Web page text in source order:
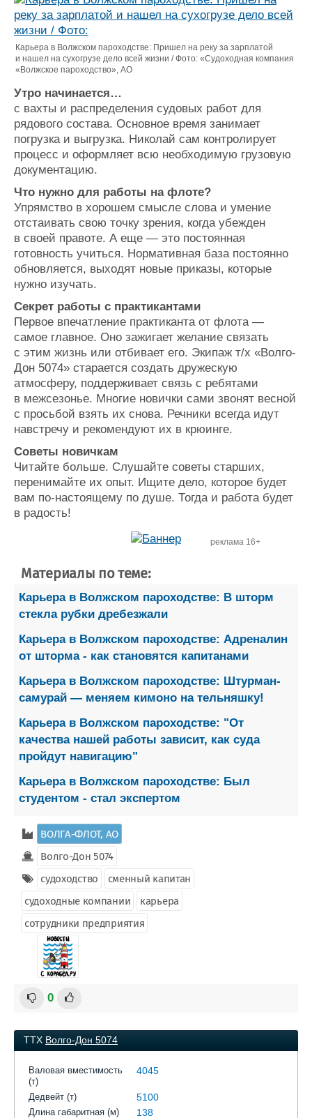
Карьера в Волжском пароходстве: Пришел на реку за зарплатой
и нашел на сухогрузе дело всей жизни / Фото: «Судоходная компания
«Волжское пароходство», АО
Утро начинается…
с вахты и распределения судовых работ для
рядового состава. Основное время занимает
погрузка и выгрузка. Николай сам контролирует
процесс и оформляет всю необходимую грузовую
документацию.
Что нужно для работы на флоте?
Упрямство в хорошем смысле слова и умение
отстаивать свою точку зрения, когда убежден
в своей правоте. А еще — это постоянная
готовность учиться. Нормативная база постоянно
обновляется, выходят новые приказы, которые
нужно изучать.
Секрет работы с практикантами
Первое впечатление практиканта от флота —
самое главное. Оно зажигает желание связать
с этим жизнь или отбивает его. Экипаж т/х «Волго-
Дон 5074» старается создать дружескую
атмосферу, поддерживает связь с ребятами
в межсезонье. Многие новички сами звонят весной
с просьбой взять их снова. Речники всегда идут
навстречу и рекомендуют их в крюинге.
Советы новичкам
Читайте больше. Слушайте советы старших,
перенимайте их опыт. Ищите дело, которое будет
вам по-настоящему по душе. Тогда и работа будет
в радость!
реклама 16+
Материалы по теме:
Карьера в Волжском пароходстве: В шторм
стекла рубки дребезжали
Карьера в Волжском пароходстве: Адреналин
от шторма - как становятся капитанами
Карьера в Волжском пароходстве: Штурман-
самурай — меняем кимоно на тельняшку!
Карьера в Волжском пароходстве: "От
качества нашей работы зависит, как суда
пройдут навигацию"
Карьера в Волжском пароходстве: Был
студентом - стал экспертом
ВОЛГА-ФЛОТ, АО
Волго-Дон 5074
судоходство
сменный капитан
судоходные компании
карьера
сотрудники предприятия
0
ТТХ Волго-Дон 5074
Валовая вместимость
(т)
4045
Дедвейт (т) 5100
Длина габаритная (м) 138